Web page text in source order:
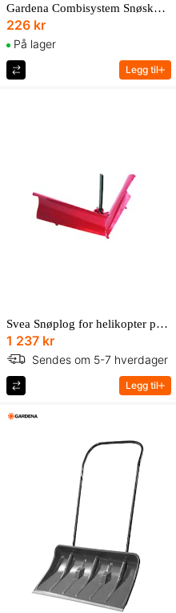
Gardena Combisystem Snøskuffe Kst 40
226 kr
På lager
Legg til
Svea Snøplog for helikopter på hjul
1 237 kr
Sendes om 5-7 hverdager
Legg til